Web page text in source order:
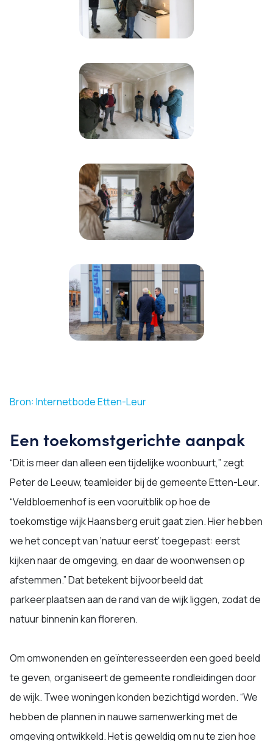
Bron: Internetbode Etten-Leur
Een toekomstgerichte aanpak
“Dit is meer dan alleen een tijdelijke woonbuurt,” zegt
Peter de Leeuw, teamleider bij de gemeente Etten-Leur.
“Veldbloemenhof is een vooruitblik op hoe de
toekomstige wijk Haansberg eruit gaat zien. Hier hebben
we het concept van ‘natuur eerst’ toegepast: eerst
kijken naar de omgeving, en daar de woonwensen op
afstemmen.” Dat betekent bijvoorbeeld dat
parkeerplaatsen aan de rand van de wijk liggen, zodat de
natuur binnenin kan floreren.
Om omwonenden en geïnteresseerden een goed beeld
te geven, organiseert de gemeente rondleidingen door
de wijk. Twee woningen konden bezichtigd worden. “We
hebben de plannen in nauwe samenwerking met de
omgeving ontwikkeld. Het is geweldig om nu te zien hoe